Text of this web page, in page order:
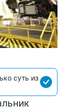
суть из